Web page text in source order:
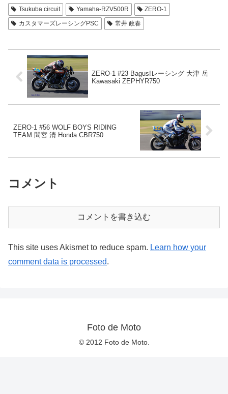
Tsukuba circuit Yamaha-RZV500R
ZERO-1
カスタマーズレーシングPSC
常井 政春
ZERO-1 #23 Bagus!レーシング 大津 岳
Kawasaki ZEPHYR750
ZERO-1 #56 WOLF BOYS RIDING
TEAM 間宮 清 Honda CBR750
コメント
コメントを書き込む
This site uses Akismet to reduce spam. Learn how your
comment data is processed.
Foto de Moto
© 2012 Foto de Moto.